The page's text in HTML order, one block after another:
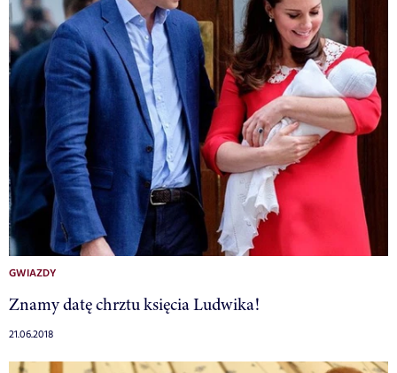
GWIAZDY
Znamy datę chrztu księcia Ludwika!
21.06.2018